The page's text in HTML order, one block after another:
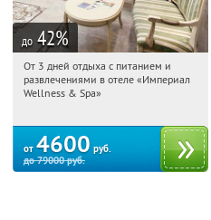
до 42%
20:23:44 Купили:
Калужская обл., г. Обнинск, Киевское
От 3 дней отдыха с питанием и
развлечениями в отеле «Империал
Wellness & Spa»
от 4600 руб.
до79000руб.